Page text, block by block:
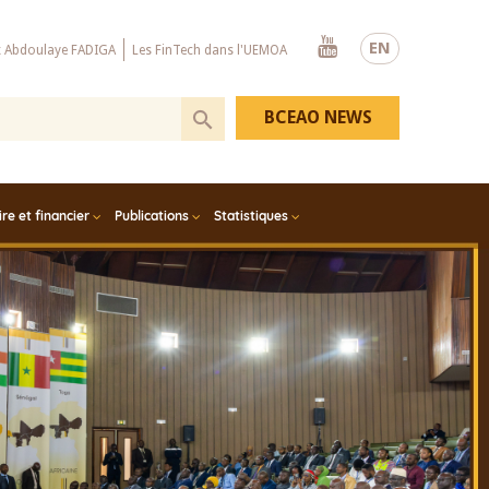
EN
Abdoulaye FADIGA Les FinTech dans l'UEMOA
Youtube
et financier Publications Statistiques
BCEAO NEWS